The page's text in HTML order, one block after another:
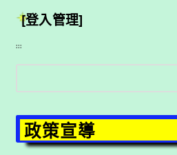
[登入管理]
:::
尋
政策宣導